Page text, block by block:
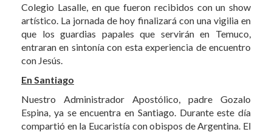
Colegio Lasalle, en que fueron recibidos con un show
artístico. La jornada de hoy finalizará con una vigilia en
que los guardias papales que servirán en Temuco,
entraran en sintonía con esta experiencia de encuentro
con Jesús.
En Santiago
Nuestro Administrador Apostólico, padre Gozalo
Espina, ya se encuentra en Santiago. Durante este día
compartió en la Eucaristía con obispos de Argentina. El